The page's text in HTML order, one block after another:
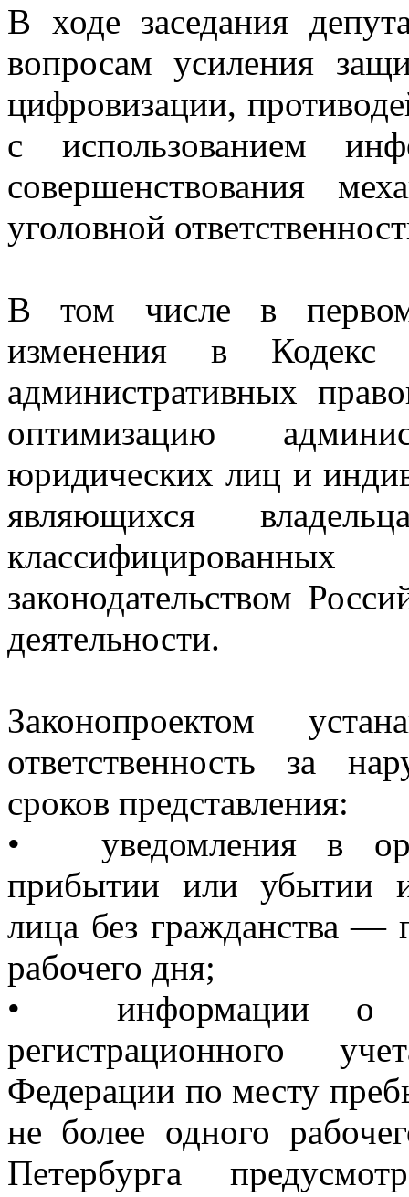
В ходе заседания
вопросам усиления
цифровизации,
с использованием
совершенствования
уголовной
В том числе в
изменения в Кодекс
административных
оптимизацию
юридических лиц и
являющихся
законодательством
деятельности.
Законопроектом
ответственность за
сроков представления:
•
уведомления в
прибытии или убытии
лица без гражданства —
рабочего дня;
•
информации о
регистрационного
Федерации по месту
не более одного
Петербурга